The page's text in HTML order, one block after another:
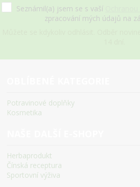
Seznámil(a) jsem se s vaší
zpracování mých údajů na
Potravinové doplňky
Kosmetika
Herbaprodukt
Čínská receptura
Sportovní výživa